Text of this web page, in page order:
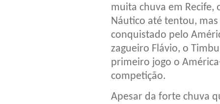
muita chuva em Recife,
Náutico até tentou,
conquistado pelo
zagueiro Flávio, o
primeiro jogo o
competição.
Apesar da forte chuva